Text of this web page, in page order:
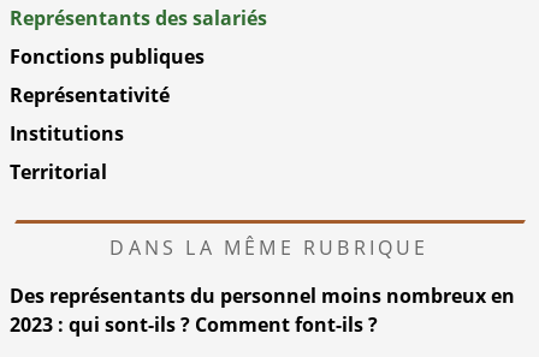
Représentants des salariés
Fonctions publiques
Représentativité
Institutions
Territorial
DANS LA MÊME RUBRIQUE
Des représentants du personnel moins nombreux en
2023 : qui sont-ils ? Comment font-ils ?